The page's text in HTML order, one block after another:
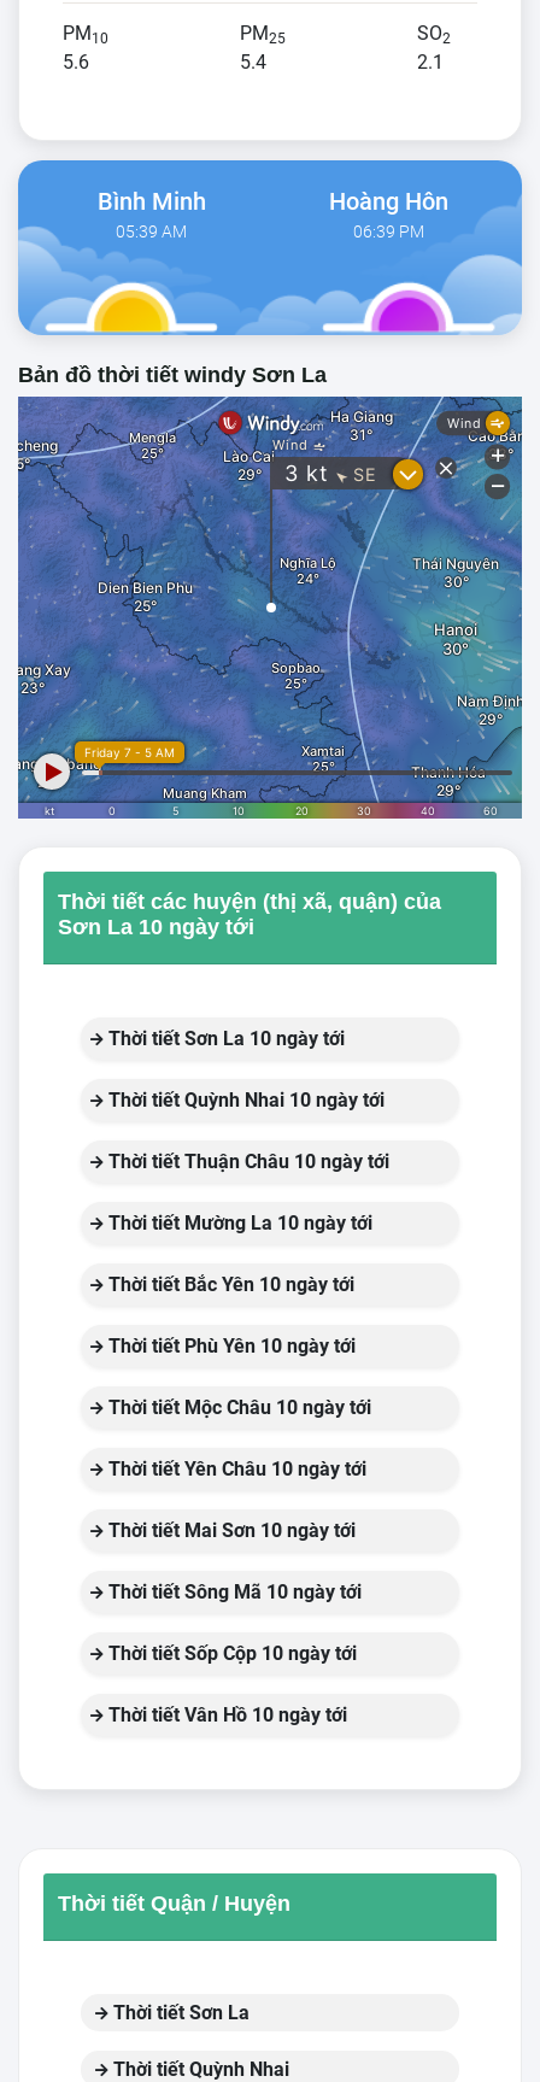
PM10
5.6
PM25
5.4
SO2
2.1
Bình Minh
05:39 AM
Hoàng Hôn
06:39 PM
Bản đồ thời tiết windy Sơn La
Thời tiết các huyện (thị xã, quận) của
Sơn La 10 ngày tới
Thời tiết Sơn La 10 ngày tới
Thời tiết Quỳnh Nhai 10 ngày tới
Thời tiết Thuận Châu 10 ngày tới
Thời tiết Mường La 10 ngày tới
Thời tiết Bắc Yên 10 ngày tới
Thời tiết Phù Yên 10 ngày tới
Thời tiết Mộc Châu 10 ngày tới
Thời tiết Yên Châu 10 ngày tới
Thời tiết Mai Sơn 10 ngày tới
Thời tiết Sông Mã 10 ngày tới
Thời tiết Sốp Cộp 10 ngày tới
Thời tiết Vân Hồ 10 ngày tới
Thời tiết Quận / Huyện
Thời tiết Sơn La
Thời tiết Quỳnh Nhai